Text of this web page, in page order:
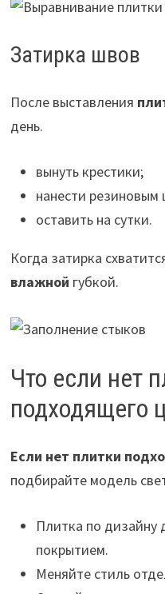
Затирка швов
После выставления
день.
вынуть крестики;
нанести резиновым
оставить на сутки.
Когда затирка
влажной губкой.
Что если нет
подходящего
Если нет плитки
подбирайте модель
Плитка по дизайну
покрытием.
Меняйте стиль